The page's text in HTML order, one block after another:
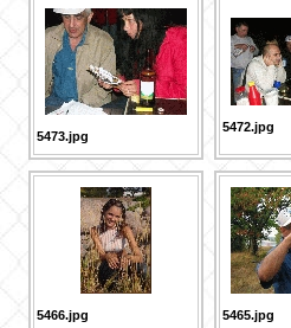
5473.jpg
5472.jpg
5466.jpg 5465.jpg